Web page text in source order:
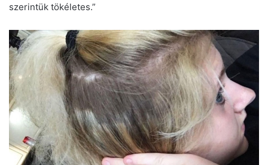
szerintük tökéletes.”